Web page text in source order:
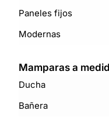
Paneles fijos
Modernas
Mamparas a
Ducha
Bañera